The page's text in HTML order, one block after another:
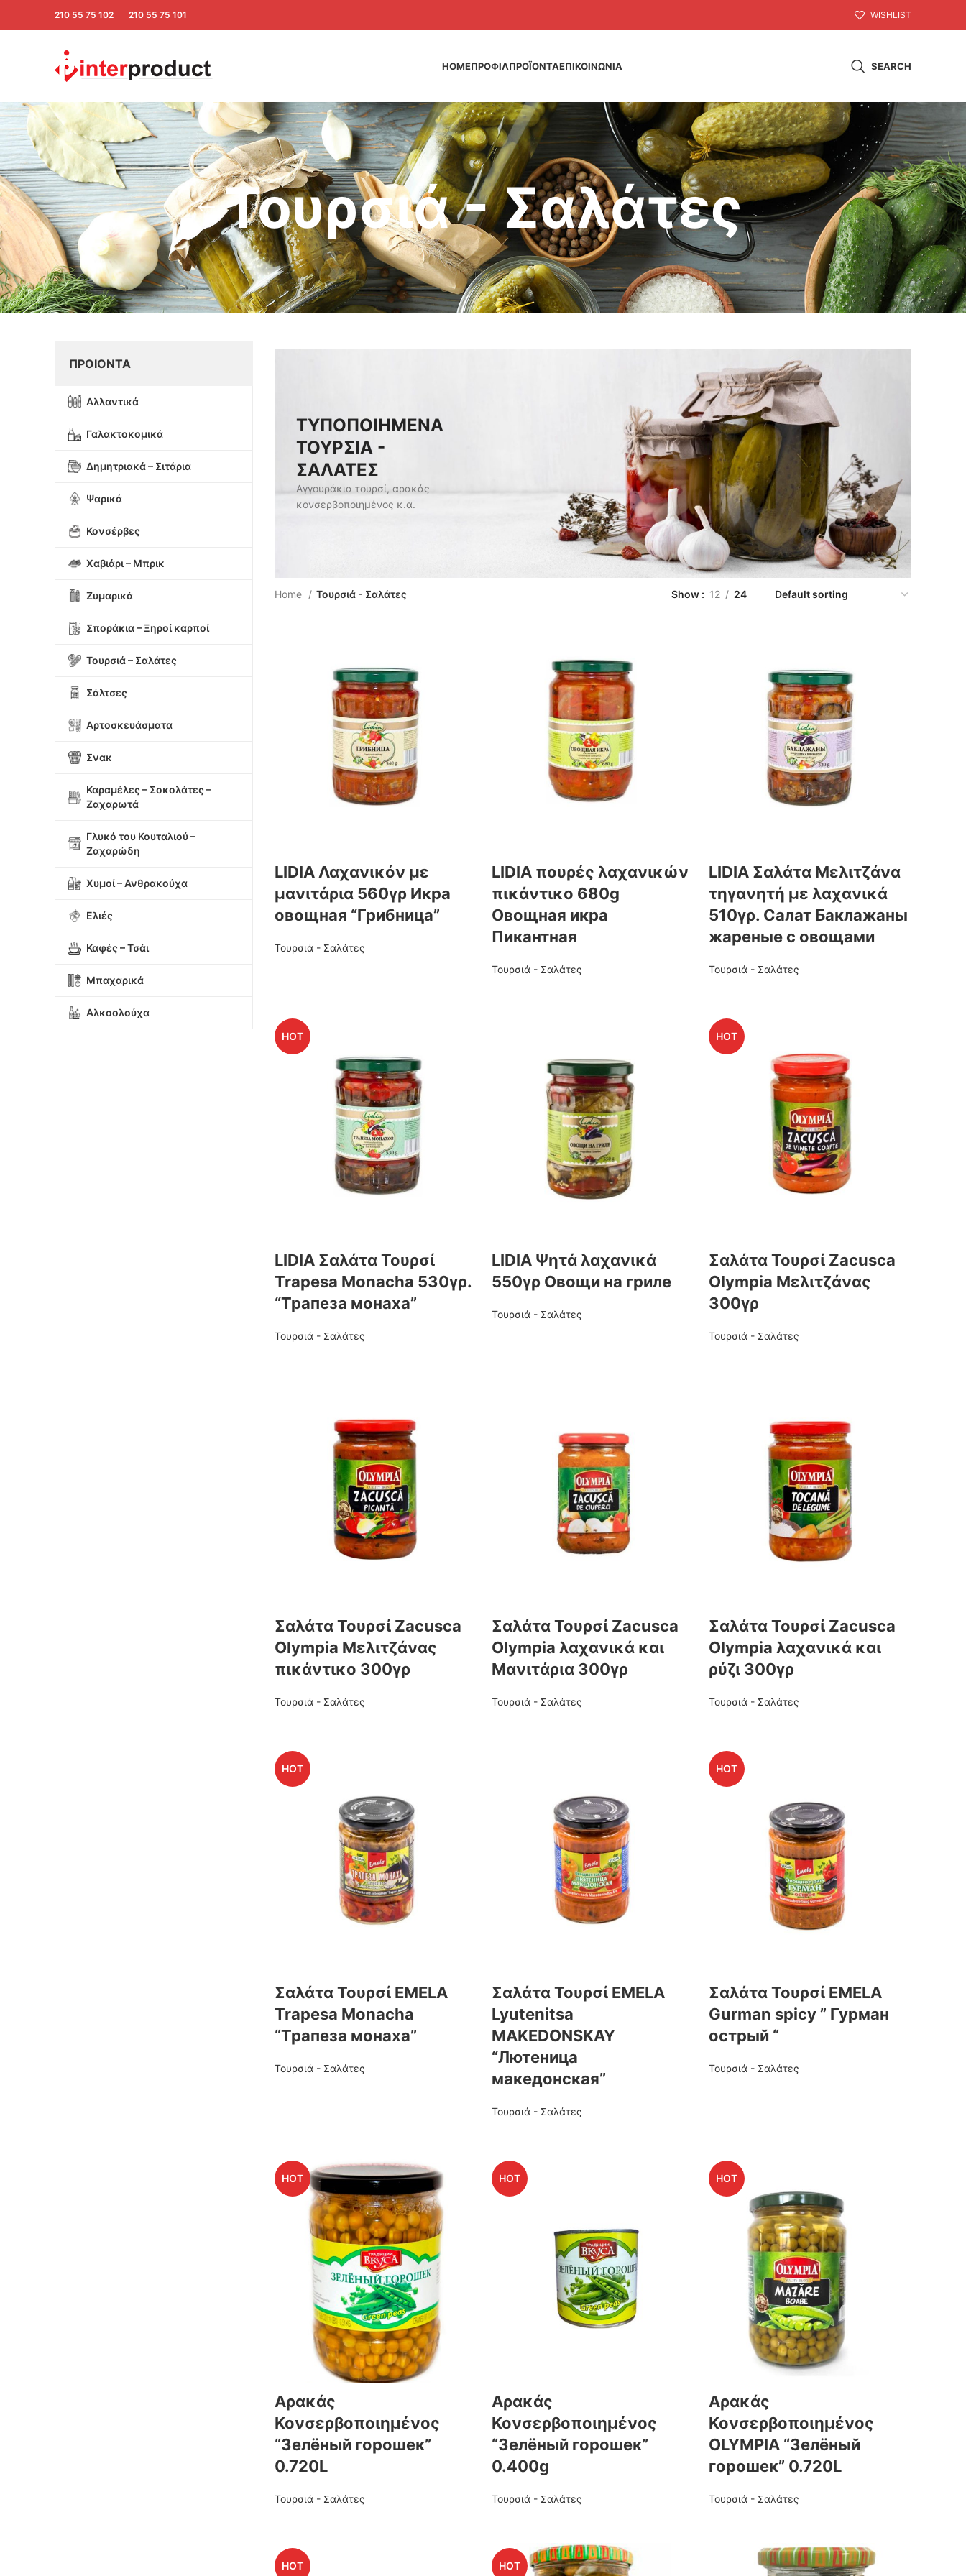
210 55 75 102 210 55 75 101 WISHLIST
HOMEΠΡΟΦΙΛΠΡΟΪΟΝΤΑΕΠΙΚΟΙΝΩΝΙΑ SEARCH
Τουρσιά - Σαλάτες
ΠΡΟΙΟΝΤΑ
Αλλαντικά
Γαλακτοκομικά
Δημητριακά – Σιτάρια
Ψαρικά
Κονσέρβες
Χαβιάρι – Μπρικ
Ζυμαρικά
Σποράκια – Ξηροί καρποί
Τουρσιά – Σαλάτες
Σάλτσες
Αρτοσκευάσματα
Σνακ
Καραμέλες – Σοκολάτες –
Ζαχαρωτά
Γλυκό του Κουταλιού –
Ζαχαρώδη
Χυμοί – Ανθρακούχα
Ελιές
Καφές – Τσάι
Μπαχαρικά
Αλκοολούχα
ΤΥΠΟΠΟΙΗΜΕΝΑ
ΤΟΥΡΣΙΑ -
ΣΑΛΑΤΕΣ
Αγγουράκια τουρσί, αρακάς
κονσερβοποιημένος κ.α.
Home Τουρσιά - Σαλάτες Show 12 24
LIDIA Λαχανικόν με
μανιτάρια 560γρ Икра
овощная “Грибница”
Τουρσιά - Σαλάτες
LIDIA πουρές λαχανικών
πικάντικο 680g
Овощная икра
Пикантная
Τουρσιά - Σαλάτες
LIDIA Σαλάτα Μελιτζάνα
τηγανητή με λαχανικά
510γρ. Салат Баклажаны
жареные с овощами
Τουρσιά - Σαλάτες
HOT
LIDIA Σαλάτα Τουρσί
Trapesa Monacha 530γρ.
“Трапеза монаха”
Τουρσιά - Σαλάτες
LIDIA Ψητά λαχανικά
550γρ Овощи на гриле
Τουρσιά - Σαλάτες
HOT
Σαλάτα Τουρσί Ζacusca
Οlympia Μελιτζάνας
300γρ
Τουρσιά - Σαλάτες
Σαλάτα Τουρσί Ζacusca
Οlympia Μελιτζάνας
πικάντικο 300γρ
Τουρσιά - Σαλάτες
Σαλάτα Τουρσί Ζacusca
Οlympia λαχανικά και
Mανιτάρια 300γρ
Τουρσιά - Σαλάτες
Σαλάτα Τουρσί Ζacusca
Οlympia λαχανικά και
ρύζι 300γρ
Τουρσιά - Σαλάτες
HOT
Σαλάτα Τουρσί EMELA
Trapesa Monacha
“Трапеза монаха”
Τουρσιά - Σαλάτες
Σαλάτα Τουρσί EMELA
Lyutenitsa
MAKEDONSKAY
“Лютеница
македонская”
Τουρσιά - Σαλάτες
HOT
Σαλάτα Τουρσί EMELA
Gurman spicy ” Гурман
острый “
Τουρσιά - Σαλάτες
HOT
Αρακάς
Κονσερβοποιημένος
“Зелёный горошек”
0.720L
Τουρσιά - Σαλάτες
HOT
Αρακάς
Κονσερβοποιημένος
“Зелёный горошек”
0.400g
Τουρσιά - Σαλάτες
HOT
Αρακάς
Κονσερβοποιημένος
OLYMPIA “Зелёный
горошек” 0.720L
Τουρσιά - Σαλάτες
HOT HOT